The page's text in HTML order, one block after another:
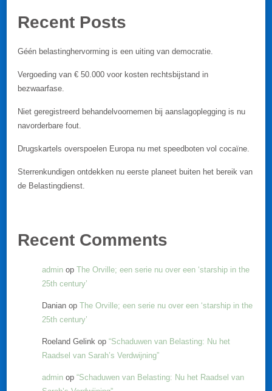
Recent Posts
Géén belastinghervorming is een uiting van democratie.
Vergoeding van € 50.000 voor kosten rechtsbijstand in
bezwaarfase.
Niet geregistreerd behandelvoornemen bij aanslagoplegging is nu
navorderbare fout.
Drugskartels overspoelen Europa nu met speedboten vol cocaïne.
Sterrenkundigen ontdekken nu eerste planeet buiten het bereik van
de Belastingdienst.
Recent Comments
admin op The Orville; een serie nu over een ‘starship in the
25th century’
Danian op The Orville; een serie nu over een ‘starship in the
25th century’
Roeland Gelink op “Schaduwen van Belasting: Nu het
Raadsel van Sarah’s Verdwijning”
admin op “Schaduwen van Belasting: Nu het Raadsel van